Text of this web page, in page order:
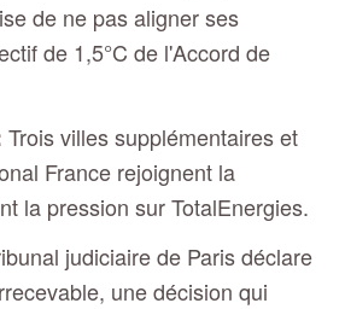
de ne pas aligner ses
de 1,5°C de l'Accord de
Trois villes supplémentaires et
France rejoignent la
la pression sur TotalEnergies.
judiciaire de Paris déclare
une décision qui